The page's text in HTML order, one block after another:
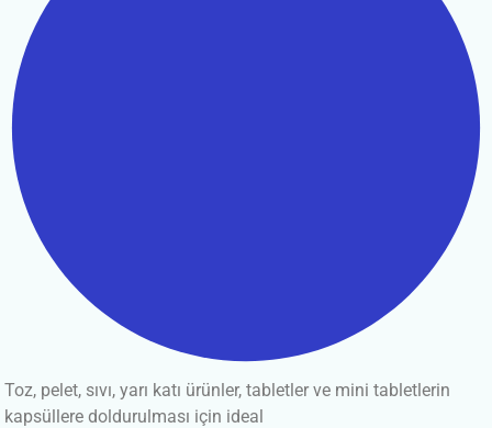
Toz, pelet, sıvı, yarı katı ürünler, tabletler ve mini tabletlerin
kapsüllere doldurulması için ideal